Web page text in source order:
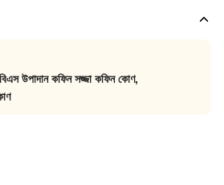
উপাদান কফিন সজ্জা কফিন কোণ,